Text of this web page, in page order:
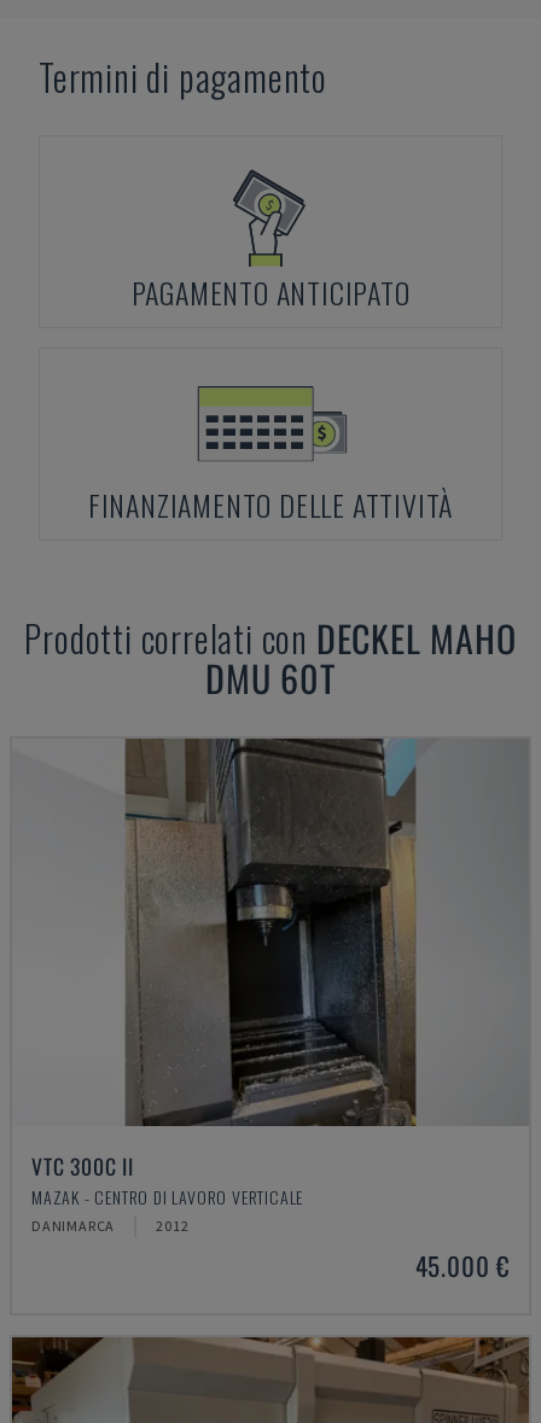
Termini di pagamento
PAGAMENTO ANTICIPATO
FINANZIAMENTO DELLE ATTIVITÀ
Prodotti correlati con DECKEL MAHO
DMU 60T
VTC 300C II
MAZAK - CENTRO DI LAVORO VERTICALE
DANIMARCA 2012
45.000 €